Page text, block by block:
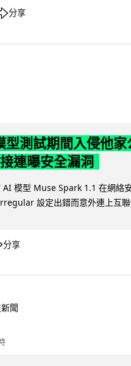
分享
型測試期間入侵他家
連曝安全漏洞
模型 Muse Spark 1.1 在網絡
設定出錯而意外連上互
分享
聞